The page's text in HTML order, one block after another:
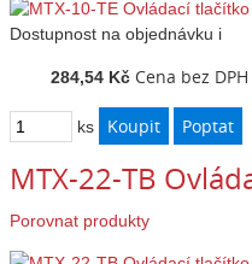
Dostupnost na objednávku i
284,54 Kč Cena bez DPH
ks
MTX-22-TB
Porovnat produkty